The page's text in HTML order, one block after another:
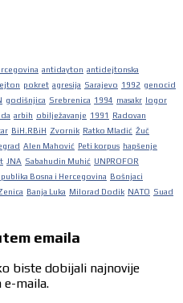
antidayton antidejtonska
pokret agresija Sarajevo 1992 genocid
godišnjica Srebrenica 1994 masakr logor
arbih obilježavanje 1991
Radovan
BiH.RBiH Zvornik Ratko Mladić Žuč
Alen Mahović Peti korpus hapšenje
JNA Sabahudin Muhić UNPROFOR
Bosna i Hercegovina Bošnjaci
Banja Luka Milorad Dodik NATO Suad
emaila
biste dobijali najnovije
e-maila.